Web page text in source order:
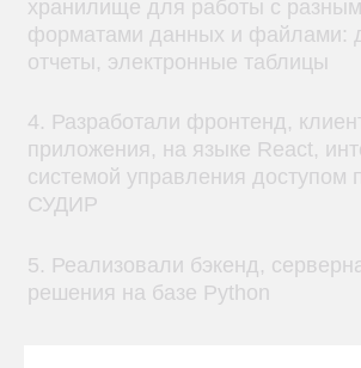
РЕЗУЛЬТАТ
Бизнес-ценности
ПОДДЕРЖКА МАСШТАБНЫХ
Решение подходит для масштабных
отраслевых проектов, где необходима
управление и анализ больших
данных, учитывая специфику